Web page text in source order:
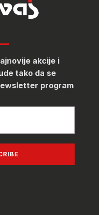
akcije i
tako da se
program